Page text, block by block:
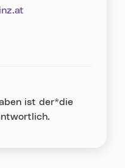
ist der*die